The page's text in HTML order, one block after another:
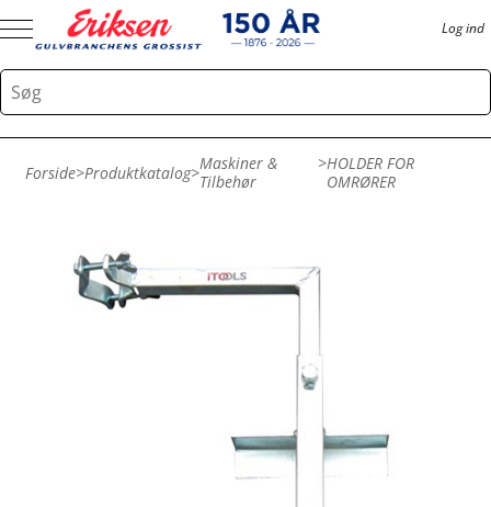
Log ind
Forside>Produktkatalog>Maskiner &
Tilbehør
>HOLDER FOR
OMRØRER